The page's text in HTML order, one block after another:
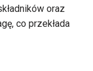
oraz
co przekłada